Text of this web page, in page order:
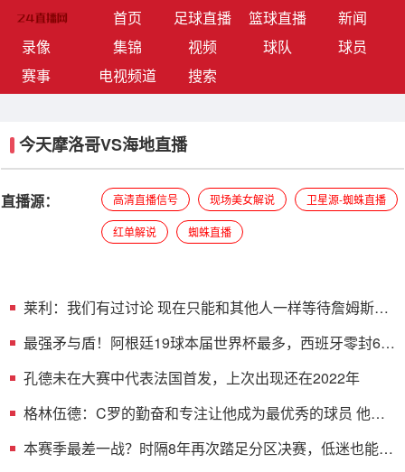
首页(current)足球直播 篮球直播
新闻
录像
集锦 视频 球队
球员
赛事
电视频道 搜索
今天摩洛哥VS海地直播
直播源： 高清直播信号 现场美女解说 卫星源-蜘蛛直播
红单解说 蜘蛛直播
莱利：我们有过讨论 现在只能和其他人一样等待詹姆斯的
最强矛与盾！阿根廷19球本届世界杯最多，西班牙零封6次
孔德未在大赛中代表法国首发，上次出现还在2022年
格林伍德：C罗的勤奋和专注让他成为最优秀的球员 他现
本赛季最差一战？时隔8年再次踏足分区决赛，低迷也能帮